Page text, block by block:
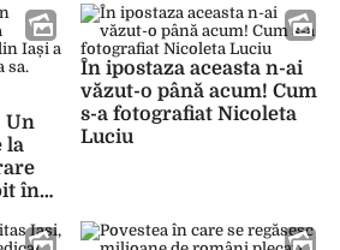
Un
la
în
În ipostaza aceasta n-ai
văzut-o până acum! Cum
s-a fotografiat Nicoleta
Luciu